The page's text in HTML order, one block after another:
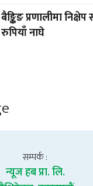
बैङ्किङ प्रणालीमा
रुपियाँ नाघे
सम्पर्क :
न्यूज हब प्रा. लि.